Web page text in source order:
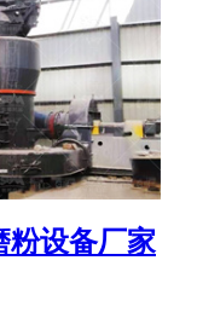
粉设备厂家